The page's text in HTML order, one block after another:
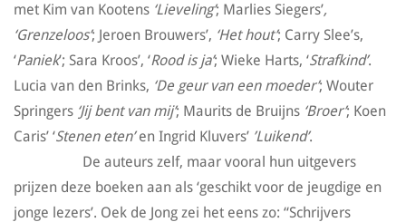
met Kim van Kootens ‘Lieveling’; Marlies Siegers’,
‘Grenzeloos’; Jeroen Brouwers’, ‘Het hout’; Carry Slee’s,
‘Paniek’; Sara Kroos’, ‘Rood is ja’; Wieke Harts, ‘Strafkind’.
Lucia van den Brinks, ‘De geur van een moeder’; Wouter
Springers ‘Jij bent van mij’; Maurits de Bruijns ‘Broer’; Koen
Caris’ ‘Stenen eten’en Ingrid Kluvers’ ’Luikend’.
De auteurs zelf, maar vooral hun uitgevers
prijzen deze boeken aan als ‘geschikt voor de jeugdige en
jonge lezers’. Oek de Jong zei het eens zo: “Schrijvers